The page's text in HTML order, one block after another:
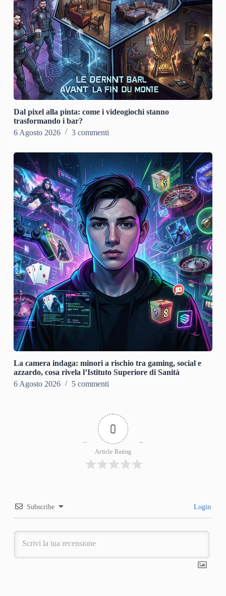
Dal pixel alla pinta: come i videogiochi stanno
trasformando i bar?
6 Agosto 2026
3 commenti
La camera indaga: minori a rischio tra gaming, social e
azzardo, cosa rivela l’Istituto Superiore di Sanità
6 Agosto 2026
5 commenti
0
Article Rating
Subscribe Login